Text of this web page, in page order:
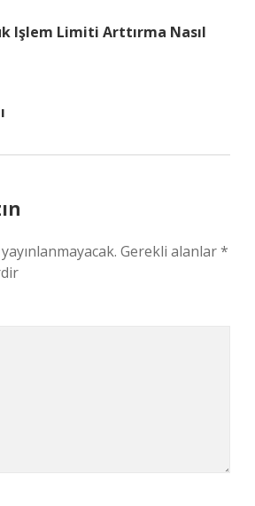
Işlem Limiti Arttırma Nasıl
Gerekli alanlar*